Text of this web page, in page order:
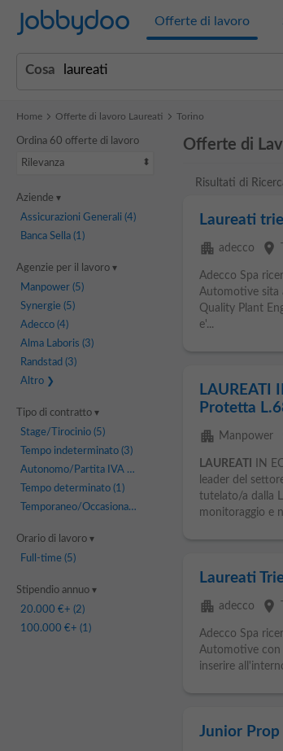
Jobbydoo Offerte di lavoro
Cosa
Home Offerte di lavoro Laureati Torino
Ordina 60 offerte di lavoro
Rilevanza
Aziende
Assicurazioni Generali (4)
Banca Sella(1)
Agenzie per il lavoro
Manpower(5)
Synergie(5)
Adecco(4)
Alma Laboris (3)
Randstad (3)
Altro
Tipo di contratto
Stage/Tirocinio(5)
Tempo indeterminato(3)
Autonomo/Partita IVA(1)
Tempo determinato(1)
Temporaneo/Occasionale
Orario di lavoro
Full-time(5)
Stipendio annuo
20.000 €+ (2)
100.000 €+ (1)
Offerte di
Risultati di
Laureati
apartment adecco place
Adecco Spa
Automotive sita
Quality Plant
e'...
LAUREATI
Protetta
apartment Manpower
LAUREATI
IN
leader del
tutelato/a dalla
monitoraggio e
Laureati
apartment adecco place
Adecco Spa
Automotive con
inserire
Junior